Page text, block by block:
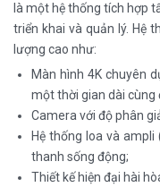
là một hệ thống tích hợp
triển khai và quản lý. Hệ
lượng cao như:
Màn hình 4K chuyên
một thời gian dài cùng
Camera với độ phân
Hệ thống loa và
thanh sống động;
Thiết kế hiện đại hài